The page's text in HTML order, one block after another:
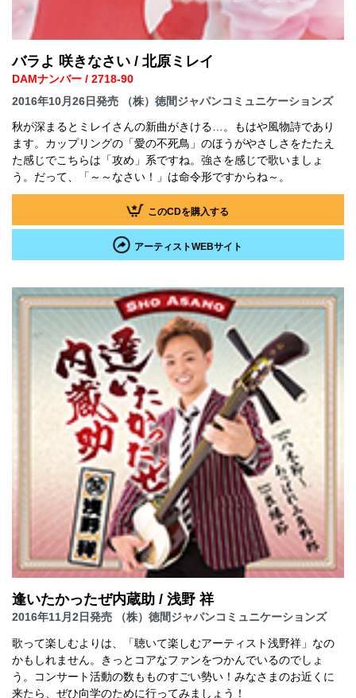
バラよ 咲きなさい / 北原ミレイ
DAMナンバー / 2718-90
2016年10月26日発売 （株）徳間ジャパンコミュニケーションズ
秋が深まるとミレイさんの新曲がきける…。もはや風物詩であり
ます。カップリングの「愛の不死鳥」のほうがやさしさをたたえ
た感じでこちらは「攻め」系ですね。強さを感じで歌いましょ
う。だって、「～～なさい！」は命令形ですからね～。
このCDを購入する
アーティストWEBサイト
逢いたかったぜ内蔵助 / 浅野 祥
2016年11月2日発売 （株）徳間ジャパンコミュニケーションズ
歌って楽しむよりは、「聴いて楽しむアーティスト浅野祥」なの
かもしれません。きっとコアなファンをつかんでいるのでしょ
う。コンサート活動の数もものすごい勢い！みなさまのお近くに
来たら、ぜひ向学のために行ってみましょう！